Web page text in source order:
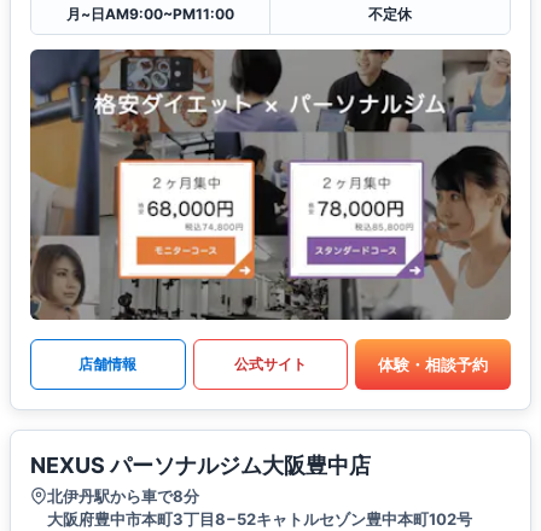
月~日AM9:00~PM11:00
不定休
店舗情報 公式サイト 体験・相談予約
NEXUS パーソナルジム大阪豊中店
北伊丹駅から車で8分
大阪府豊中市本町3丁目8−52キャトルセゾン豊中本町102号